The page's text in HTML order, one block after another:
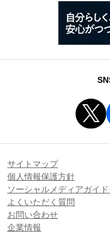
サイトマップ
個人情報保護方針
ソーシャルメディアガイ
よくいただく質問
お問い合わせ
企業情報